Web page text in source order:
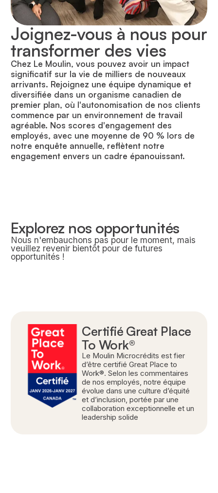
Joignez-vous à nous pour
transformer des vies
Chez Le Moulin, vous pouvez avoir un impact
significatif sur la vie de milliers de nouveaux
arrivants. Rejoignez une équipe dynamique et
diversifiée dans un organisme canadien de
premier plan, où l'autonomisation de nos clients
commence par un environnement de travail
agréable. Nos scores d'engagement des
employés, avec une moyenne de 90 % lors de
notre enquête annuelle, reflètent notre
engagement envers un cadre épanouissant.
Explorez nos opportunités
Nous n'embauchons pas pour le moment, mais
veuillez revenir bientôt pour de futures
opportunités !
Certifié Great Place
To Work®
Le Moulin Microcrédits est fier
d’être certifié Great Place to
Work®. Selon les commentaires
de nos employés, notre équipe
évolue dans une culture d’équité
et d’inclusion, portée par une
collaboration exceptionnelle et un
leadership solide